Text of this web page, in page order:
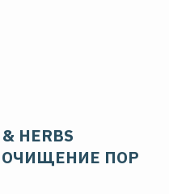
HERBS
ПОР